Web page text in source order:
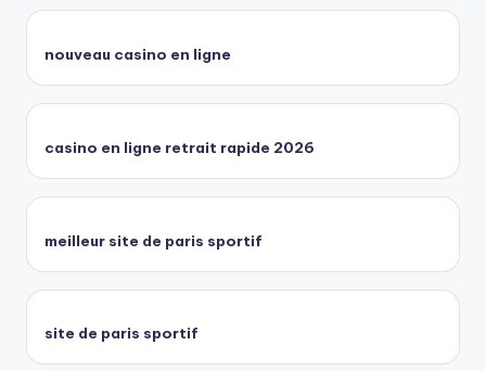
nouveau casino en ligne
casino en ligne retrait rapide 2026
meilleur site de paris sportif
site de paris sportif